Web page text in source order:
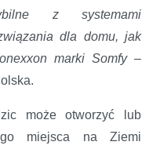
z systemami
dla domu, jak
marki Somfy–
może otworzyć lub
miejsca na Ziemi